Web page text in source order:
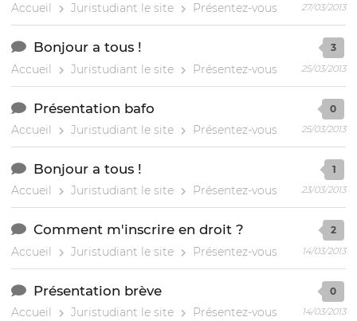
Accueil Juristudiant le site Présentez-vous 27/03/2013
Bonjour a tous !
Accueil Juristudiant le site Présentez-vous
3
25/03/2013
Présentation bafo
Accueil Juristudiant le site Présentez-vous
0
25/03/2013
Bonjour a tous !
Accueil Juristudiant le site Présentez-vous
1
23/03/2013
Comment m'inscrire en droit ?
Accueil Juristudiant le site Présentez-vous
2
14/03/2013
Présentation brève
Accueil Juristudiant le site Présentez-vous
0
14/03/2013